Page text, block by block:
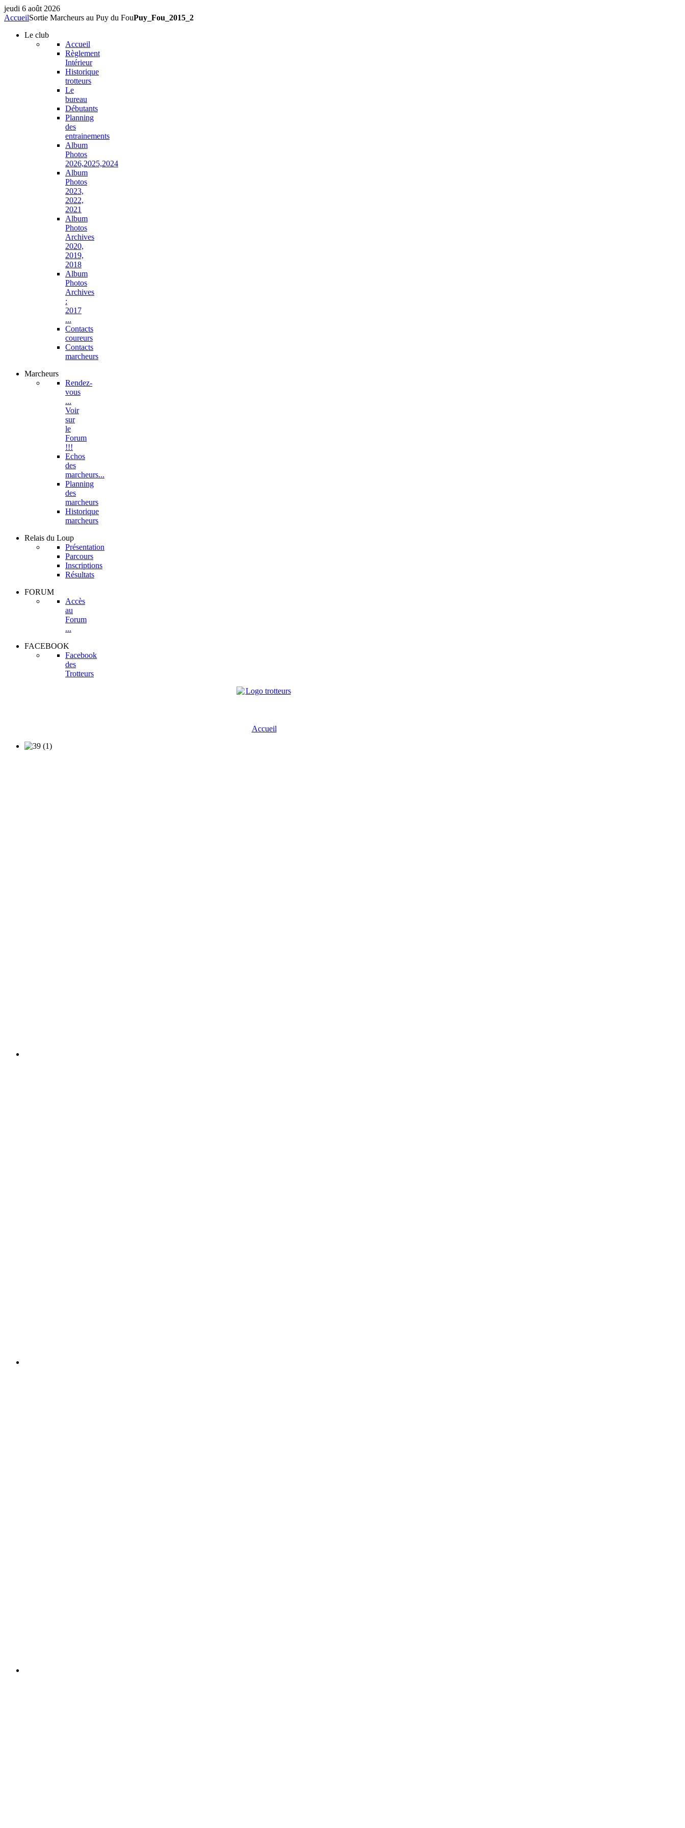
jeudi 6 août 2026
AccueilSortie Marcheurs au Puy du FouPuy_Fou_2015_2
Le club
Accueil
Règlement
Intérieur
Historique
trotteurs
Le
bureau
Débutants
Planning
des
entrainements
Album
Photos
2026,2025,2024
Album
Photos
2023,
2022,
2021
Album
Photos
Archives
2020,
2019,
2018
Album
Photos
Archives
:
2017
...
Contacts
coureurs
Contacts
marcheurs
Marcheurs
Rendez-
vous
...
Voir
sur
le
Forum
!!!
Echos
des
marcheurs...
Planning
des
marcheurs
Historique
marcheurs
Relais du Loup
Présentation
Parcours
Inscriptions
Résultats
FORUM
Accès
au
Forum
...
FACEBOOK
Facebook
des
Trotteurs
Accueil